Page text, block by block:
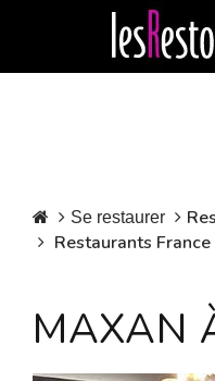
Se restaurer
Restaurants France
MAXAN